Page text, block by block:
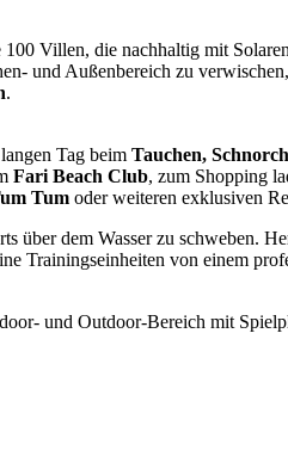
Villen, die nachhaltig mit
und Außenbereich zu
.
Tag beim Tauchen,
Fari Beach Club, zum Shopping
Tum oder weiteren exklusiven
dem Wasser zu schweben.
Trainingseinheiten von einem
und Outdoor-Bereich mit